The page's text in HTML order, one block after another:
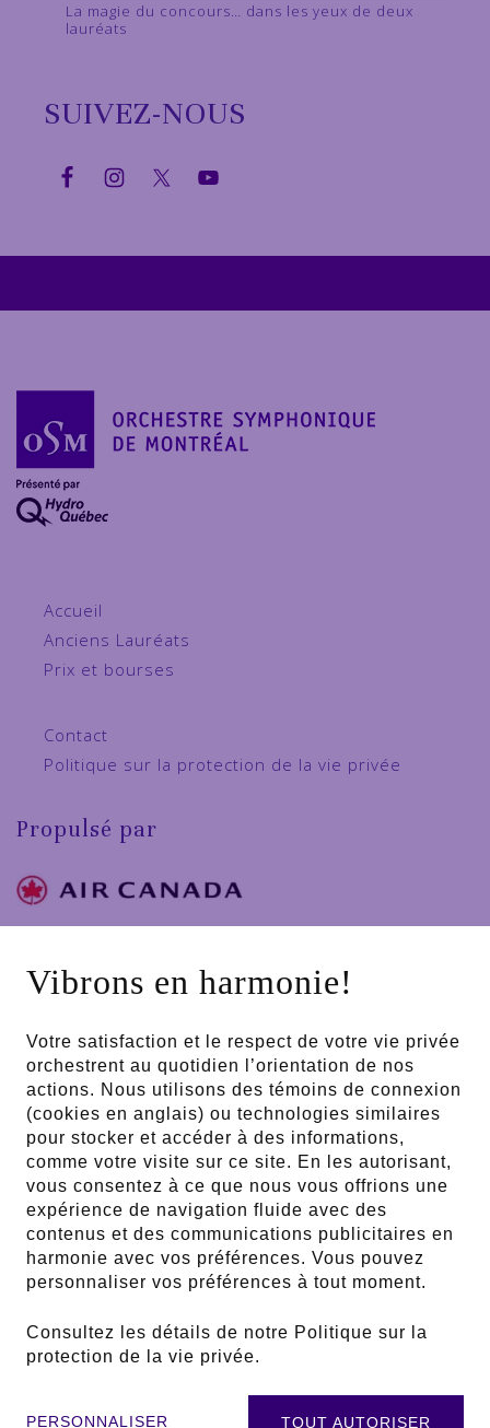
Vibrons en harmonie!
Votre satisfaction et le respect de votre vie privée
orchestrent au quotidien l’orientation de nos
actions. Nous utilisons des témoins de connexion
(cookies en anglais) ou technologies similaires
pour stocker et accéder à des informations,
comme votre visite sur ce site. En les autorisant,
vous consentez à ce que nous vous offrions une
expérience de navigation fluide avec des
contenus et des communications publicitaires en
harmonie avec vos préférences. Vous pouvez
personnaliser vos préférences à tout moment.
Consultez les détails de notre Politique sur la
protection de la vie privée.
PERSONNALISER TOUT AUTORISER
La magie du concours… dans les yeux de deux
lauréats
SUIVEZ-NOUS
Accueil
Anciens Lauréats
Prix et bourses
Contact
Politique sur la protection de la vie privée
Propulsé par
En collaboration avec
Partenaires publics